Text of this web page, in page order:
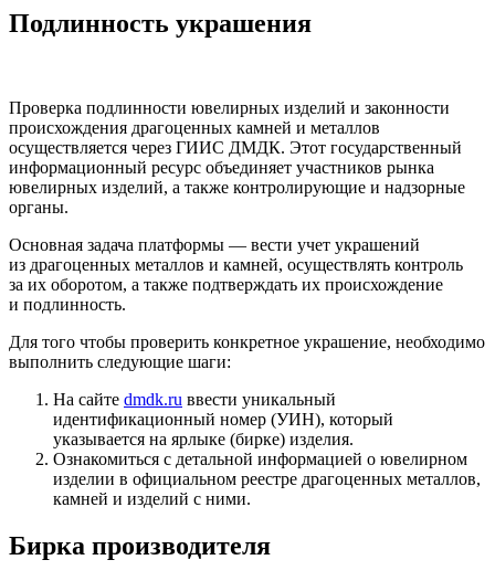
Подлинность украшения
Проверка подлинности ювелирных изделий и законности
происхождения драгоценных камней и металлов
осуществляется через ГИИС ДМДК. Этот государственный
информационный ресурс объединяет участников рынка
ювелирных изделий, а также контролирующие и надзорные
органы.
Основная задача платформы — вести учет украшений
из драгоценных металлов и камней, осуществлять контроль
за их оборотом, а также подтверждать их происхождение
и подлинность.
Для того чтобы проверить конкретное украшение, необходимо
выполнить следующие шаги:
На сайте dmdk.ru ввести уникальный
идентификационный номер (УИН), который
указывается на ярлыке (бирке) изделия.
Ознакомиться с детальной информацией о ювелирном
изделии в официальном реестре драгоценных металлов,
камней и изделий с ними.
Бирка производителя